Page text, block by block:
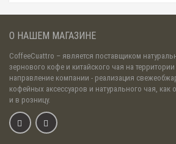
О НАШЕМ МАГАЗИНЕ
CoffeeCuattro – является поставщиком
зернового кофе и китайского чая на
направление компании - реализация
кофейных аксессуаров и натурального чая, как
и в розницу.